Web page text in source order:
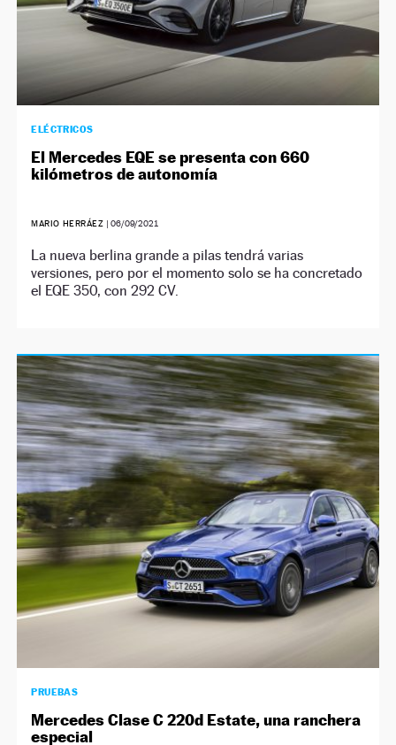
ELÉCTRICOS
El Mercedes EQE se presenta con 660
kilómetros de autonomía
MARIO HERRÁEZ | 06/09/2021
La nueva berlina grande a pilas tendrá varias
versiones, pero por el momento solo se ha concretado
el EQE 350, con 292 CV.
PRUEBAS
Mercedes Clase C 220d Estate, una ranchera
especial